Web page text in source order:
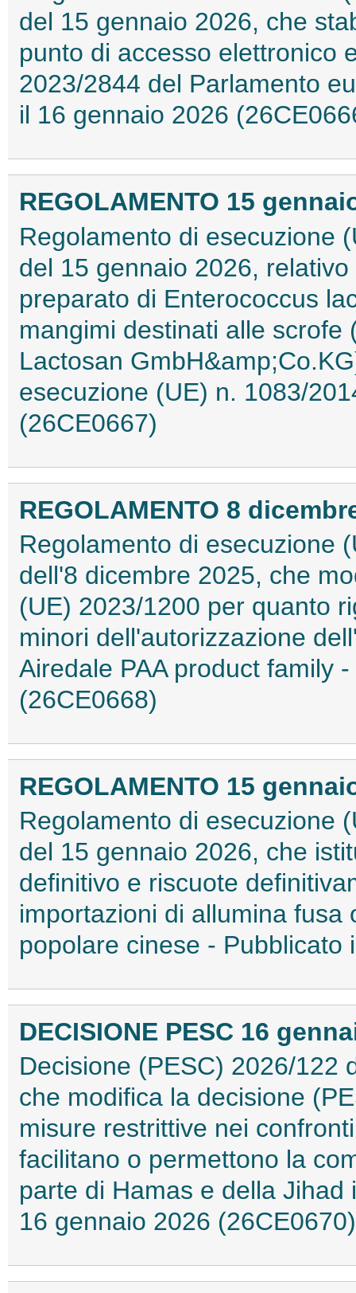
del 15 gennaio 2026, che
punto di accesso elettronico
2023/2844 del Parlamento
il 16 gennaio 2026
REGOLAMENTO 15
Regolamento di esecuzione
del 15 gennaio 2026,
preparato di Enterococcus
mangimi destinati alle
Lactosan
esecuzione (UE) n. 1083/
(26CE0667)
REGOLAMENTO 8
Regolamento di esecuzione
dell'8 dicembre 2025, che
(UE) 2023/1200 per quanto
minori dell'autorizzazione
Airedale PAA product family
(26CE0668)
REGOLAMENTO 15
Regolamento di esecuzione
del 15 gennaio 2026, che
definitivo e riscuote
importazioni di allumina fusa
popolare cinese -
DECISIONE PESC 16
Decisione (PESC) 2026/122
che modifica la decisione
misure restrittive nei
facilitano o permettono la
parte di Hamas e della
16 gennaio 2026 (26CE0670)